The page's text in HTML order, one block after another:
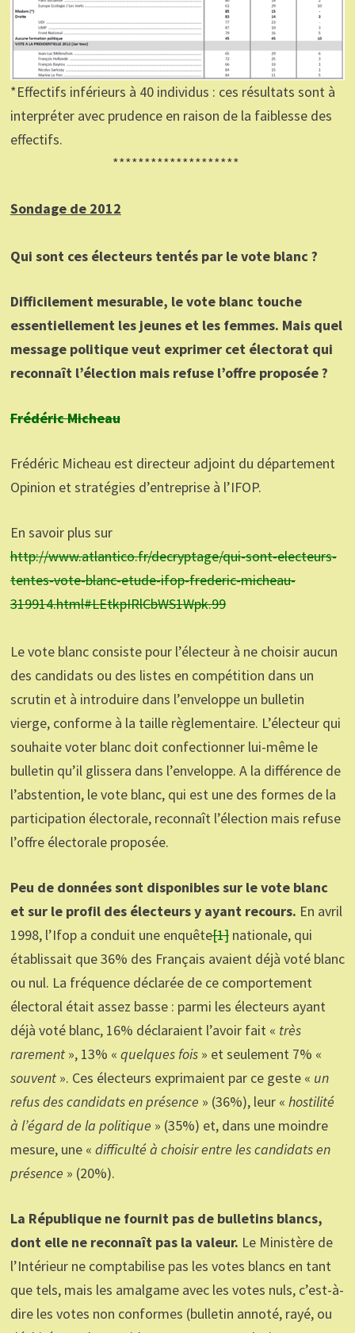
*Effectifs inférieurs à 40 individus : ces résultats sont à
interpréter avec prudence en raison de la faiblesse des
effectifs.
********************
Sondage de 2012
Qui sont ces électeurs tentés par le vote blanc ?
Difficilement mesurable, le vote blanc touche
essentiellement les jeunes et les femmes. Mais quel
message politique veut exprimer cet électorat qui
reconnaît l’élection mais refuse l’offre proposée ?
Frédéric Micheau
Frédéric Micheau est directeur adjoint du département
Opinion et stratégies d’entreprise à l’IFOP.
En savoir plus sur
http://www.atlantico.fr/decryptage/qui-sont-electeurs-
tentes-vote-blanc-etude-ifop-frederic-micheau-
319914.html#LEtkpIRlCbWS1Wpk.99
Le vote blanc consiste pour l’électeur à ne choisir aucun
des candidats ou des listes en compétition dans un
scrutin et à introduire dans l’enveloppe un bulletin
vierge, conforme à la taille règlementaire. L’électeur qui
souhaite voter blanc doit confectionner lui-même le
bulletin qu’il glissera dans l’enveloppe. A la différence de
l’abstention, le vote blanc, qui est une des formes de la
participation électorale, reconnaît l’élection mais refuse
l’offre électorale proposée.
Peu de données sont disponibles sur le vote blanc
et sur le profil des électeurs y ayant recours. En avril
1998, l’Ifop a conduit une enquête[1]nationale, qui
établissait que 36% des Français avaient déjà voté blanc
ou nul. La fréquence déclarée de ce comportement
électoral était assez basse : parmi les électeurs ayant
déjà voté blanc, 16% déclaraient l’avoir fait « très
rarement », 13% « quelques fois » et seulement 7% «
souvent ». Ces électeurs exprimaient par ce geste « un
refus des candidats en présence » (36%), leur « hostilité
à l’égard de la politique » (35%) et, dans une moindre
mesure, une « difficulté à choisir entre les candidats en
présence » (20%).
La République ne fournit pas de bulletins blancs,
dont elle ne reconnaît pas la valeur. Le Ministère de
l’Intérieur ne comptabilise pas les votes blancs en tant
que tels, mais les amalgame avec les votes nuls, c’est-à-
dire les votes non conformes (bulletin annoté, rayé, ou